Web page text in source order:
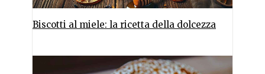
Biscotti al miele: la ricetta della dolcezza